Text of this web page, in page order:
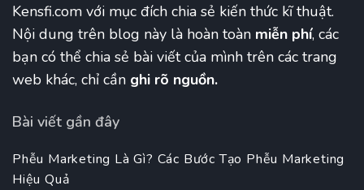
Kensfi.com với mục đích chia sẻ kiến thức kĩ thuật.
Nội dung trên blog này là hoàn toàn miễn phí, các
bạn có thể chia sẻ bài viết của mình trên các trang
web khác, chỉ cần ghi rõ nguồn.
Bài viết gần đây
Phễu Marketing Là Gì? Các Bước Tạo Phễu Marketing
Hiệu Quả